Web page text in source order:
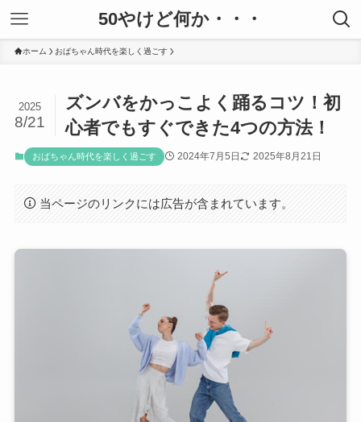
50やけど何か・・・
ホーム おばちゃん時代を楽しく過ごす
ズンバをかっこよく踊るコツ！初
心者でもすぐできた4つの方法！
2025
8/21
おばちゃん時代を楽しく過ごす 2024年7月5日 2025年8月21日
当ページのリンクには広告が含まれています。